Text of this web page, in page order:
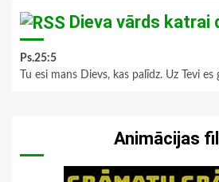
Dieva vārds katrai
Ps.25:5
Tu esi mans Dievs, kas palīdz. Uz Tevi
Animācijas